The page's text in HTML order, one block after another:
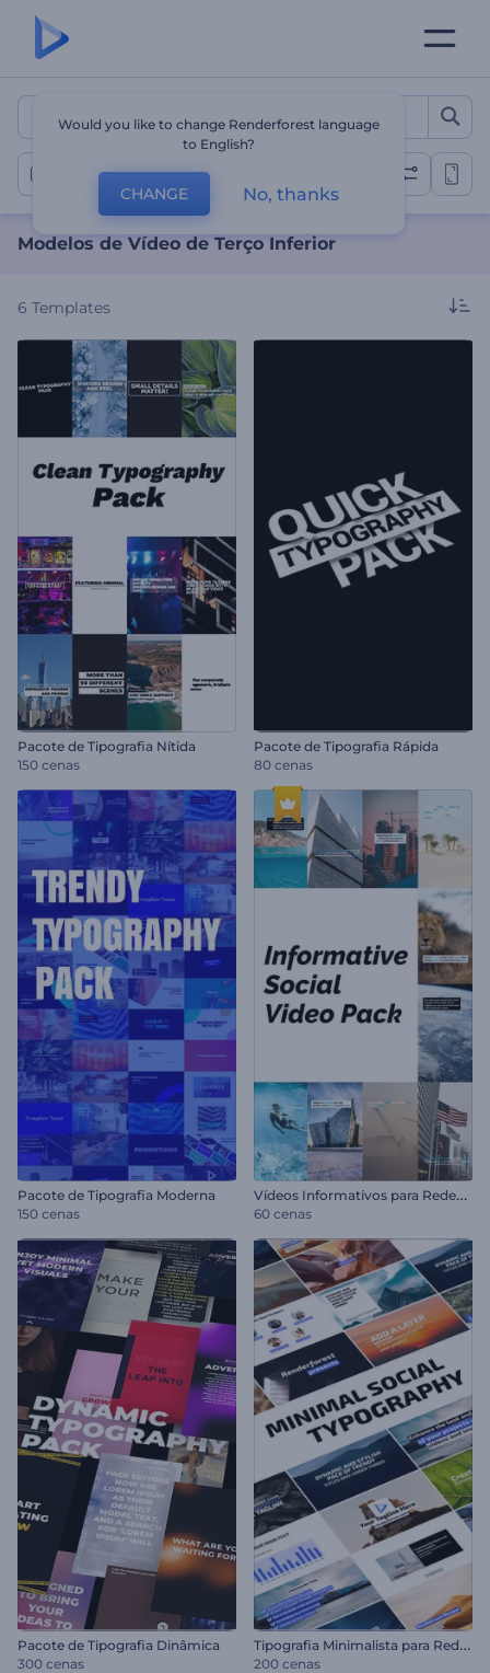
Modelos de Vídeo de
Vídeos de Terço Inferior
Modelos de Vídeo de Terço Inferior
6 Templates
Pacote de Tipografia Nítida
150 cenas
Pacote de Tipografia Rápida
80 cenas
Pacote de Tipografia Moderna
150 cenas
V
ídeos Informativos para Redes Sociais
60 cenas
Pacote de Tipografia Dinâmica
300 cenas
T
ipografia Minimalista para Redes Sociais
200 cenas
Would you like to change Renderforest language
to English?
CHANGE No, thanks